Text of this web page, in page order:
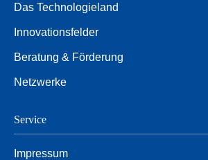
Das Technologieland
Innovationsfelder
Beratung & Förderung
Netzwerke
Service
Impressum